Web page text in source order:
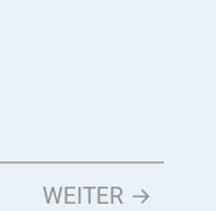
WEITER →